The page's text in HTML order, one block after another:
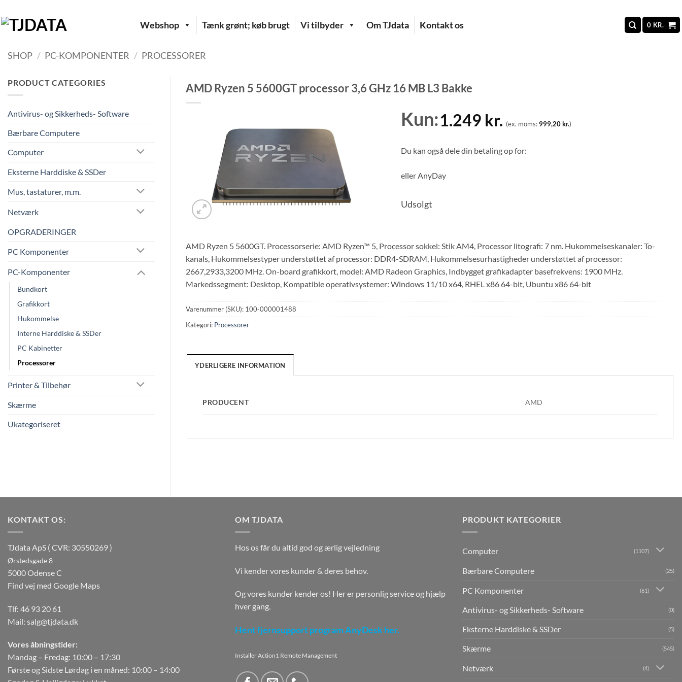
til
indhold
Webshop Tænk grønt; køb brugt Vi tilbyder Om TJdata Kontakt os 0 KR.
SHOP / PC-KOMPONENTER / PROCESSORER
PRODUCT CATEGORIES
Antivirus- og Sikkerheds- Software
Bærbare Computere
Computer
Eksterne Harddiske & SSDer
Mus, tastaturer, m.m.
Netværk
OPGRADERINGER
PC Komponenter
PC-Komponenter
Bundkort
Grafikkort
Hukommelse
Interne Harddiske & SSDer
PC Kabinetter
Processorer
Printer & Tilbehør
Skærme
Ukategoriseret
AMD Ryzen 5 5600GT processor 3,6 GHz 16 MB L3 Bakke
Kun:1.249 kr. (ex. moms:999,20kr.)
Du kan også dele din betaling op for:
ellerAnyDay
Udsolgt
AMD Ryzen 5 5600GT. Processorserie: AMD Ryzen™ 5, Processor sokkel: Stik AM4, Processor litografi: 7 nm. Hukommelseskanaler: To-
kanals, Hukommelsestyper understøttet af processor: DDR4-SDRAM, Hukommelsesurhastigheder understøttet af processor:
2667,2933,3200 MHz. On-board grafikkort, model: AMD Radeon Graphics, Indbygget grafikadapter basefrekvens: 1900 MHz.
Markedssegment: Desktop, Kompatible operativsystemer: Windows 11/10 x64, RHEL x86 64-bit, Ubuntu x86 64-bit
Varenummer (SKU): 100-000001488
Kategori: Processorer
YDERLIGERE INFORMATION
PRODUCENT AMD
KONTAKT OS:
TJdata ApS ( CVR: 30550269 )
Ørstedsgade 8
5000 Odense C
Find vej med Google Maps
Tlf: 46 93 20 61
Mail: salg@tjdata.dk
Vores åbningstider:
Mandag – Fredag: 10:00 – 17:30
Første og Sidste Lørdag i en måned: 10:00 – 14:00
OM TJDATA
Hos os får du altid god og ærlig vejledning
Vi kender vores kunder & deres behov.
Og vores kunder kender os! Her er personlig service og hjælp
hver gang.
Hent fjernsupport program AnyDesk her.
Installer Action1 Remote Management
PRODUKT KATEGORIER
Computer (1107)
Bærbare Computere (25)
PC Komponenter (61)
Antivirus- og Sikkerheds- Software (0)
Eksterne Harddiske & SSDer (5)
Skærme (545)
Netværk (4)